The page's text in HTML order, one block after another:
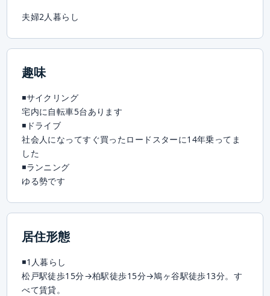
夫婦2人暮らし
趣味
◾️サイクリング
宅内に自転車5台あります
◾️ドライブ
社会人になってすぐ買ったロードスターに14年乗ってま
した
◾️ランニング
ゆる勢です
居住形態
◾️1人暮らし
松戸駅徒歩15分→柏駅徒歩15分→鳩ヶ谷駅徒歩13分。す
べて賃貸。